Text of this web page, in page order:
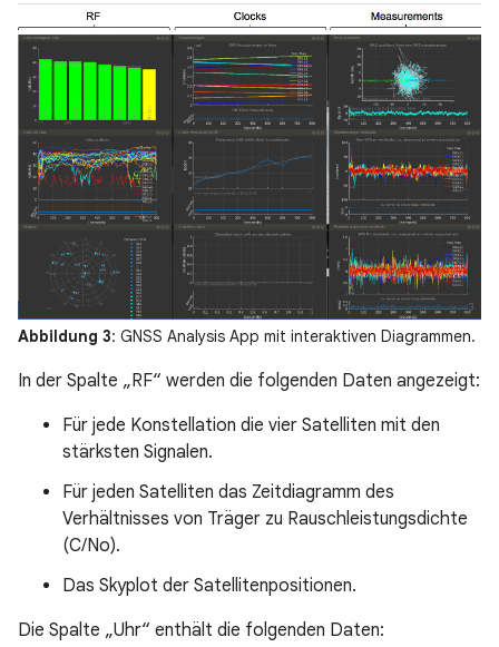
Abbildung 3: GNSS Analysis App mit interaktiven Diagrammen.
In der Spalte „RF“ werden die folgenden Daten angezeigt:
Für jede Konstellation die vier Satelliten mit den
stärksten Signalen.
Für jeden Satelliten das Zeitdiagramm des
Verhältnisses von Träger zu Rauschleistungsdichte
(C/No).
Das Skyplot der Satellitenpositionen.
Die Spalte „Uhr“ enthält die folgenden Daten: